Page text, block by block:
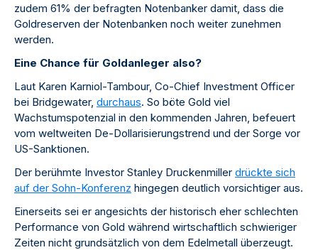
zudem 61% der befragten Notenbanker damit, dass die
Goldreserven der Notenbanken noch weiter zunehmen
werden.
Eine Chance für Goldanleger also?
Laut Karen Karniol-Tambour, Co-Chief Investment Officer
bei Bridgewater, durchaus. So böte Gold viel
Wachstumspotenzial in den kommenden Jahren, befeuert
vom weltweiten De-Dollarisierungstrend und der Sorge vor
US-Sanktionen.
Der berühmte Investor Stanley Druckenmiller drückte sich
auf der Sohn-Konferenz hingegen deutlich vorsichtiger aus.
Einerseits sei er angesichts der historisch eher schlechten
Performance von Gold während wirtschaftlich schwieriger
Zeiten nicht grundsätzlich von dem Edelmetall überzeugt.